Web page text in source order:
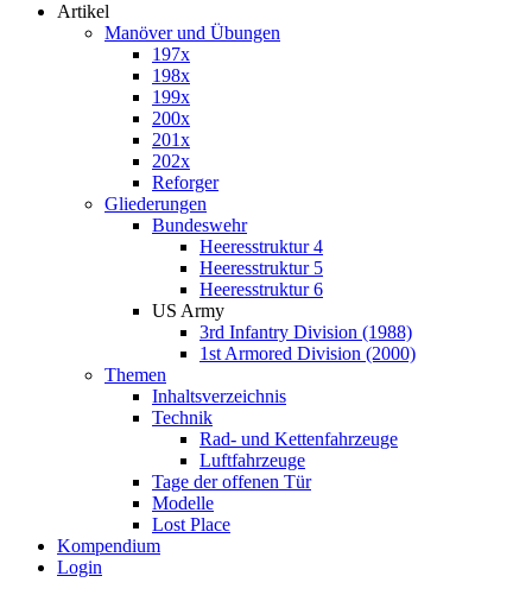
Artikel
Manöver und Übungen
197x
198x
199x
200x
201x
202x
Reforger
Gliederungen
Bundeswehr
Heeresstruktur 4
Heeresstruktur 5
Heeresstruktur 6
US Army
3rd Infantry Division (1988)
1st Armored Division (2000)
Themen
Inhaltsverzeichnis
Technik
Rad- und Kettenfahrzeuge
Luftfahrzeuge
Tage der offenen Tür
Modelle
Lost Place
Kompendium
Login